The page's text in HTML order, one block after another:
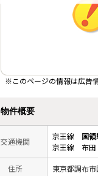
※このページの情報は広告
物件概要
交通機関
京王線 国
京王線 布
住所 東京都調布